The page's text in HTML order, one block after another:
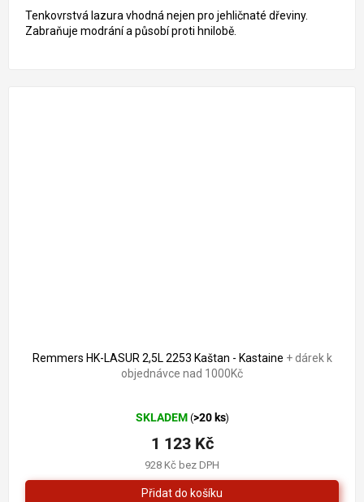
Tenkovrstvá lazura vhodná nejen pro jehličnaté dřeviny.
Zabraňuje modrání a působí proti hnilobě.
Remmers HK-LASUR 2,5L 2253 Kaštan - Kastaine + dárek k
objednávce nad 1000Kč
hodnocení
produktu
je
4,8
z
5
SKLADEM (>20 ks)
928 Kč bez DPH
1 123 Kč